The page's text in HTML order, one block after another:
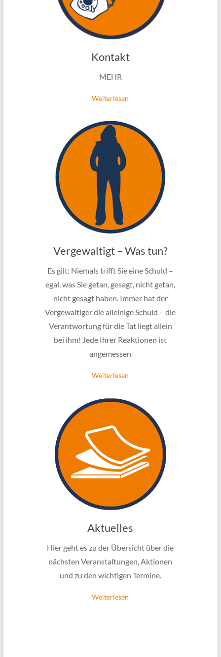
Kontakt
MEHR
Weiterlesen
Vergewaltigt – Was tun?
Es gilt: Niemals trifft Sie eine Schuld –
egal, was Sie getan, gesagt, nicht getan,
nicht gesagt haben. Immer hat der
Vergewaltiger die alleinige Schuld – die
Verantwortung für die Tat liegt allein
bei ihm! Jede Ihrer Reaktionen ist
angemessen
Weiterlesen
Aktuelles
Hier geht es zu der Übersicht über die
nächsten Veranstaltungen, Aktionen
und zu den wichtigen Termine.
Weiterlesen